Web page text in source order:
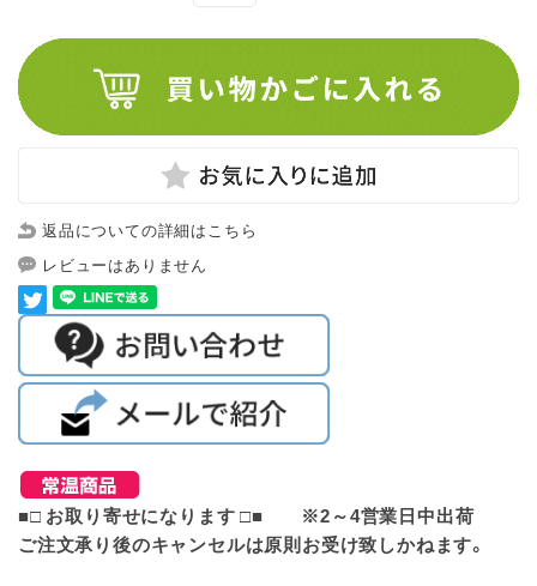
返品についての詳細はこちら
レビューはありません
■□ お取り寄せになります □■ ※2～4営業日中出荷
ご注文承り後のキャンセルは原則お受け致しかねます。